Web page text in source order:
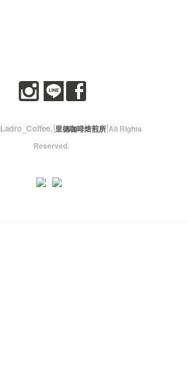
Ladro_Coffee.|里德咖啡焙煎所|All Rights
Reserved.